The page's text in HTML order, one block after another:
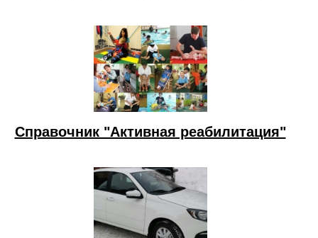
Справочник "Активная реабилитация"